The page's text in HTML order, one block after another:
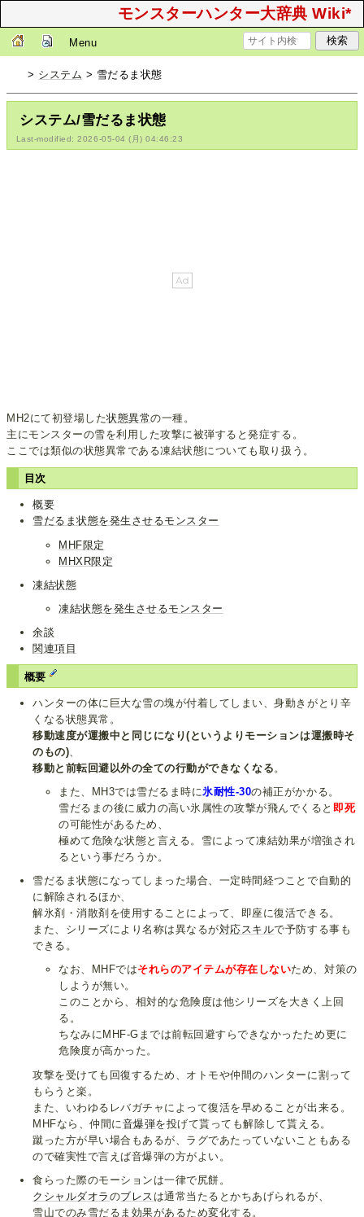
モンスターハンター大辞典 Wiki*
Menu
> システム > 雪だるま状態
システム/雪だるま状態
Last-modified: 2026-05-04 (月) 04:46:23
MH2にて初登場した状態異常の一種。
主にモンスターの雪を利用した攻撃に被弾すると発症する。
ここでは類似の状態異常である凍結状態についても取り扱う。
目次
概要
雪だるま状態を発生させるモンスター
MHF限定
MHXR限定
凍結状態
凍結状態を発生させるモンスター
余談
関連項目
概要
ハンターの体に巨大な雪の塊が付着してしまい、身動きがとり辛
くなる状態異常。
移動速度が運搬中と同じになり(というよりモーションは運搬時そ
のもの)、
移動と前転回避以外の全ての行動ができなくなる。
また、MH3では雪だるま時に氷耐性-30の補正がかかる。
雪だるまの後に威力の高い氷属性の攻撃が飛んでくると 即死
の可能性があるため、
極めて危険な状態と言える。雪によって凍結効果が増強され
るという事だろうか。
雪だるま状態になってしまった場合、一定時間経つことで自動的
に解除されるほか、
解氷剤・消散剤を使用することによって、即座に復活できる。
また、シリーズにより名称は異なるが対応スキルで予防する事も
できる。
なお、MHFではそれらのアイテムが存在しないため、対策の
しようが無い。
このことから、相対的な危険度は他シリーズを大きく上回
る。
ちなみにMHF-Gまでは前転回避すらできなかったため更に
危険度が高かった。
攻撃を受けても回復するため、オトモや仲間のハンターに割って
もらうと楽。
また、いわゆるレバガチャによって復活を早めることが出来る。
MHFなら、仲間に 音爆弾を投げて貰っても解除して貰える。
蹴った方が早い場合もあるが、ラグであたっていないこともある
ので確実性で言えば音爆弾の方がよい。
食らった際のモーションは一律で尻餅。
クシャルダオラ のブレス は通常当たるとかちあげられるが、
雪山でのみ雪だるま効果があるため変化する。